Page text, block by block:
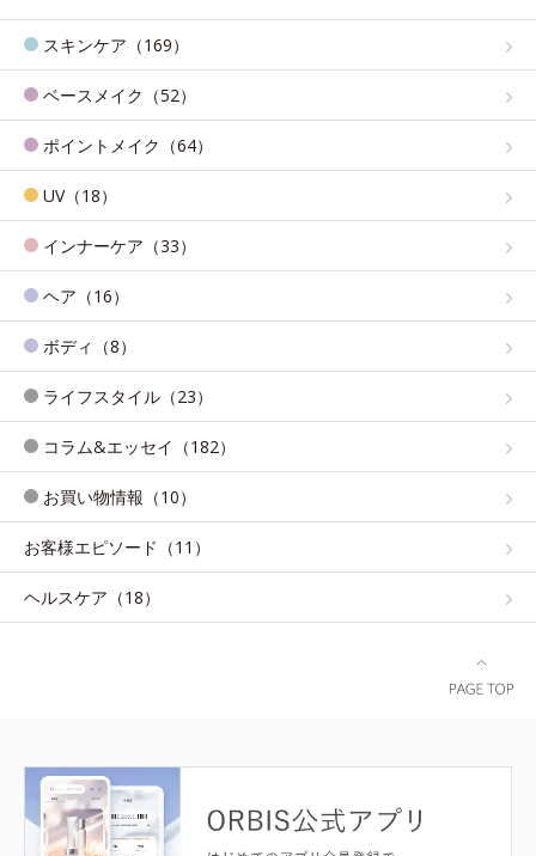
スキンケア（169）
ベースメイク（52）
ポイントメイク（64）
UV（18）
インナーケア（33）
ヘア（16）
ボディ（8）
ライフスタイル（23）
コラム&エッセイ（182）
お買い物情報（10）
お客様エピソード（11）
ヘルスケア（18）